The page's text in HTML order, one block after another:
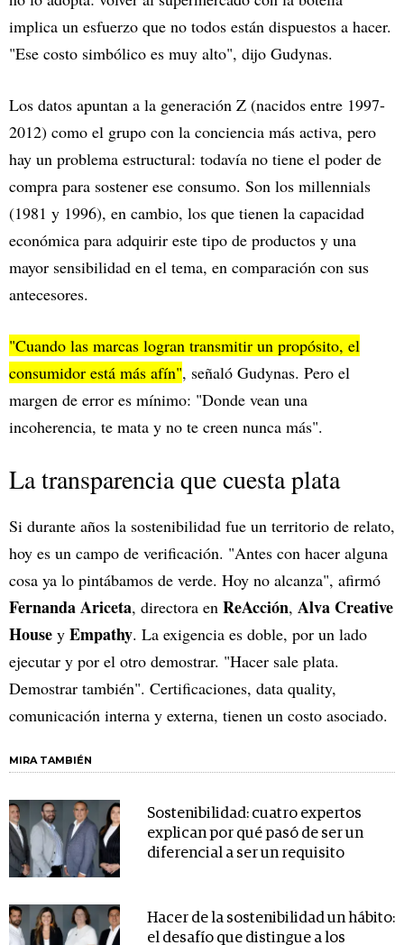
implica un esfuerzo que no todos están dispuestos a hacer.
"Ese costo simbólico es muy alto", dijo Gudynas.
Los datos apuntan a la generación Z (nacidos entre 1997-
2012) como el grupo con la conciencia más activa, pero
hay un problema estructural: todavía no tiene el poder de
compra para sostener ese consumo. Son los millennials
(1981 y 1996), en cambio, los que tienen la capacidad
económica para adquirir este tipo de productos y una
mayor sensibilidad en el tema, en comparación con sus
antecesores.
"Cuando las marcas logran transmitir un propósito, el
consumidor está más afín", señaló Gudynas. Pero el
margen de error es mínimo: "Donde vean una
incoherencia, te mata y no te creen nunca más".
La transparencia que cuesta plata
Si durante años la sostenibilidad fue un territorio de relato,
hoy es un campo de verificación. "Antes con hacer alguna
cosa ya lo pintábamos de verde. Hoy no alcanza", afirmó
Fernanda Ariceta, directora en ReAcción, Alva Creative
House y Empathy. La exigencia es doble, por un lado
ejecutar y por el otro demostrar. "Hacer sale plata.
Demostrar también". Certificaciones, data quality,
comunicación interna y externa, tienen un costo asociado.
MIRA TAMBIÉN
Sostenibilidad: cuatro expertos
explican por qué pasó de ser un
diferencial a ser un requisito
Hacer de la sostenibilidad un hábito:
el desafío que distingue a los